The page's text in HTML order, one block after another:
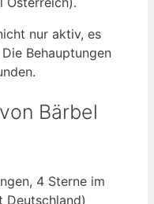
nur aktiv, es
Behauptungen
Bärbel
4 Sterne im
Deutschland)